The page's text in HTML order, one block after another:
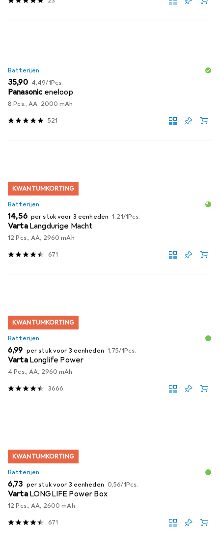
Batterijen
EUR
35,90 EUR
4,49/1Pcs.
Panasonic eneloop
8 Pcs., AA, 2000 mAh
521
KWANTUMKORTING
Batterijen
EUR
14,56 per stuk voor 3 eenheden EUR
1,21/1Pcs.
Varta Langdurige Macht
12 Pcs., AA, 2960 mAh
671
KWANTUMKORTING
Batterijen
EUR
6,99 per stuk voor 3 eenheden EUR
1,75/1Pcs.
Varta Longlife Power
4 Pcs., AA, 2960 mAh
3666
KWANTUMKORTING
Batterijen
EUR
6,73 per stuk voor 3 eenheden EUR
0,56/1Pcs.
Varta LONGLIFE Power Box
12 Pcs., AA, 2600 mAh
671